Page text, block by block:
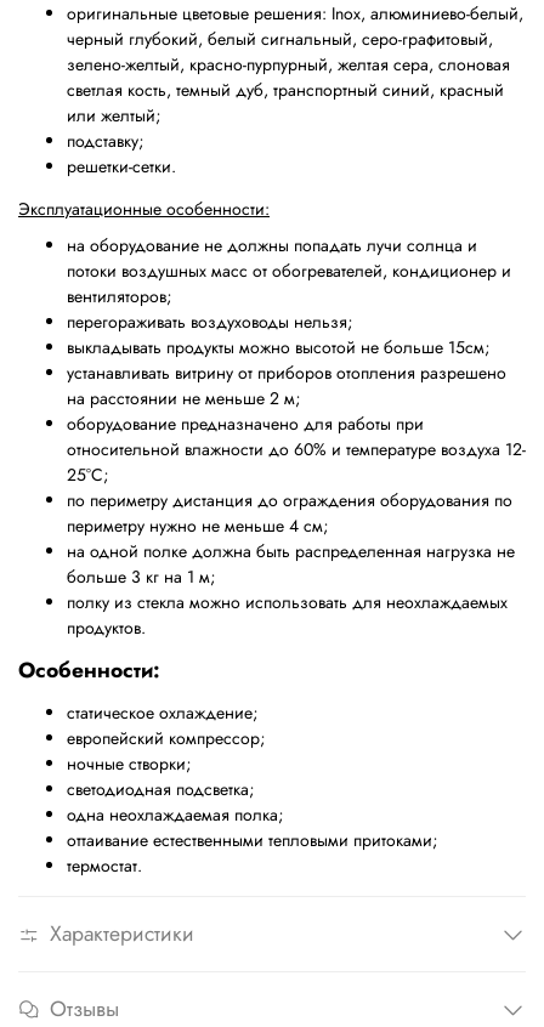
оригинальные цветовые решения: Inox, алюминиево-белый,
черный глубокий, белый сигнальный, серо-графитовый,
зелено-желтый, красно-пурпурный, желтая сера, слоновая
светлая кость, темный дуб, транспортный синий, красный
или желтый;
подставку;
решетки-сетки.
Эксплуатационные особенности:
на оборудование не должны попадать лучи солнца и
потоки воздушных масс от обогревателей, кондиционер и
вентиляторов;
перегораживать воздуховоды нельзя;
выкладывать продукты можно высотой не больше 15см;
устанавливать витрину от приборов отопления разрешено
на расстоянии не меньше 2 м;
оборудование предназначено для работы при
относительной влажности до 60% и температуре воздуха 12-
25°С;
по периметру дистанция до ограждения оборудования по
периметру нужно не меньше 4 см;
на одной полке должна быть распределенная нагрузка не
больше 3 кг на 1 м;
полку из стекла можно использовать для неохлаждаемых
продуктов.
Особенности:
статическое охлаждение;
европейский компрессор;
ночные створки;
светодиодная подсветка;
одна неохлаждаемая полка;
оттаивание естественными тепловыми притоками;
термостат.
Характеристики
Отзывы